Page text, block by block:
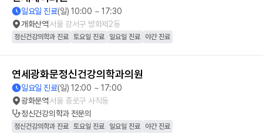
일요일 진료(일) 10:00 ~ 17:30
개화산역서울 강서구 방화제2동
정신건강의학과 진료 토요일 진료 일요일 진료 야간 진료
연세광화문정신건강의학과의원
일요일 진료(일) 12:00 ~ 17:00
광화문역서울 종로구 사직동
정신건강의학과전문의
정신건강의학과 진료 토요일 진료 일요일 진료 야간 진료